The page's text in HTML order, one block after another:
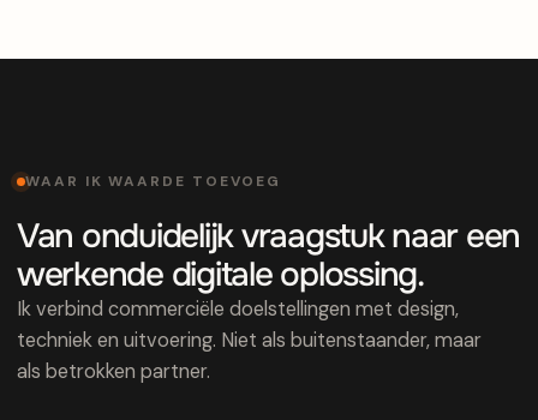
WAAR IK WAARDE TOEVOEG
Van onduidelijk vraagstuk naar een
werkende digitale oplossing.
Ik verbind commerciële doelstellingen met design,
techniek en uitvoering. Niet als buitenstaander, maar
als betrokken partner.